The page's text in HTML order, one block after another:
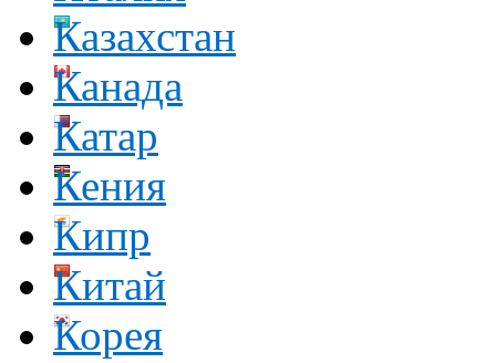
Казахстан
Канада
Катар
Кения
Кипр
Китай
Корея